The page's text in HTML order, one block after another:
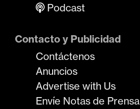
Podcast
Contacto y Publicidad
Contáctenos
Anuncios
Advertise with Us
Envíe Notas de Prensa